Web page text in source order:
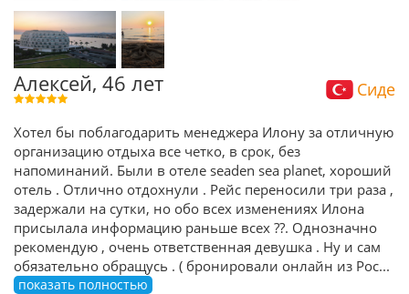
Алексей, 46 лет Сиде
Хотел бы поблагодарить менеджера Илону за отличную
организацию отдыха все четко, в срок, без
напоминаний. Были в отеле seaden sea planet, хороший
отель . Отлично отдохнули . Рейс переносили три раза ,
задержали на сутки, но обо всех изменениях Илона
присылала информацию раньше всех ??. Однозначно
рекомендую , очень ответственная девушка . Ну и сам
обязательно обращусь . ( бронировали онлайн из Рос...
показать полностью